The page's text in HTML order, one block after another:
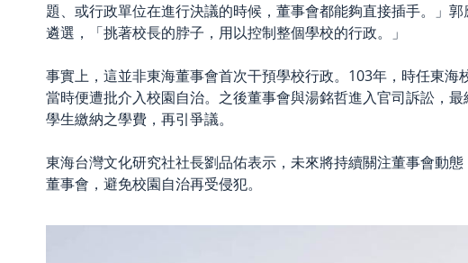
題、或行政單位在進行決議的時候，董事會都能夠直接插手。」
遴選，「挑著校長的脖子，用以控制整個學校的行政。」
事實上，這並非東海董事會首次干預學校行政。103年，時任東
當時便遭批介入校園自治。之後董事會與湯銘哲進入官司訴訟，
學生繳納之學費，再引爭議。
東海台灣文化研究社社長劉品佑表示，未來將持續關注董事會動
董事會，避免校園自治再受侵犯。